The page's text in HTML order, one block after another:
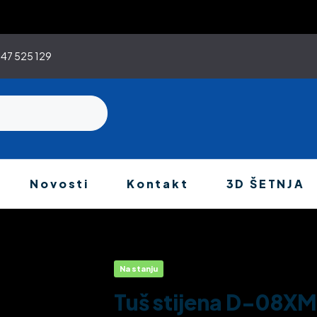
525 129
Novosti Kontakt 3D ŠETNJA
Availability:
Na stanju
Tuš stijena D-